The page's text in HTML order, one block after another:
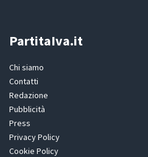
PartitaIva.it
Chi siamo
Contatti
Redazione
Pubblicità
Press
Privacy Policy
Cookie Policy